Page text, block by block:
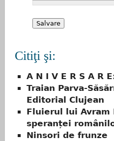
Citiţi şi:
A N I V E R S A R
Traian Parva-
Editorial Clujean
Fluierul lui Avram
speranței
Ninsori de frunze